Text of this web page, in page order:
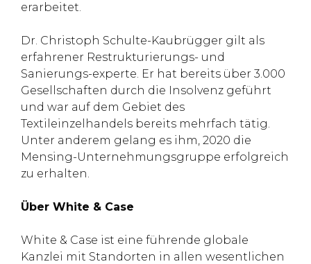
erarbeitet.
Dr. Christoph Schulte-Kaubrügger gilt als
erfahrener Restrukturierungs- und
Sanierungs-experte. Er hat bereits über 3.000
Gesellschaften durch die Insolvenz geführt
und war auf dem Gebiet des
Textileinzelhandels bereits mehrfach tätig.
Unter anderem gelang es ihm, 2020 die
Mensing-Unternehmungsgruppe erfolgreich
zu erhalten.
Über White & Case
White & Case ist eine führende globale
Kanzlei mit Standorten in allen wesentlichen